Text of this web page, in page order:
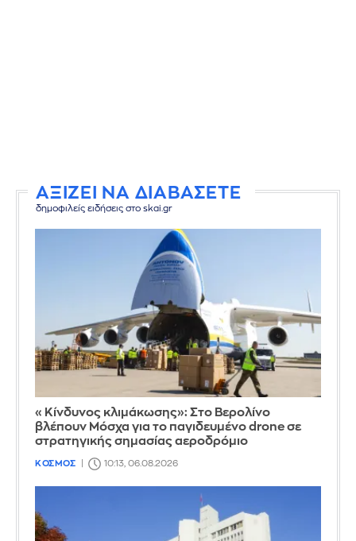
ΑΞΙΖΕΙ ΝΑ ΔΙΑΒΑΣΕΤΕ
δημοφιλείς ειδήσεις στο skai.gr
«Κίνδυνος κλιμάκωσης»: Στο Βερολίνο
βλέπουν Μόσχα για το παγιδευμένο drone σε
στρατηγικής σημασίας αεροδρόμιο
ΚΟΣΜΟΣ 10:13, 06.08.2026